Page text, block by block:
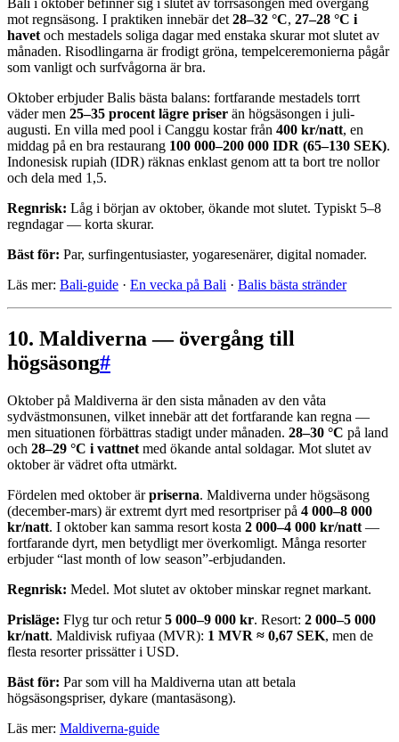
Bali i oktober befinner sig i slutet av torrsäsongen med övergång
mot regnsäsong. I praktiken innebär det 28–32 °C, 27–28 °C i
havet och mestadels soliga dagar med enstaka skurar mot slutet av
månaden. Risodlingarna är frodigt gröna, tempelceremonierna pågår
som vanligt och surfvågorna är bra.
Oktober erbjuder Balis bästa balans: fortfarande mestadels torrt
väder men 25–35 procent lägre priser än högsäsongen i juli-
augusti. En villa med pool i Canggu kostar från 400 kr/natt, en
middag på en bra restaurang 100 000–200 000 IDR (65–130 SEK).
Indonesisk rupiah (IDR) räknas enklast genom att ta bort tre nollor
och dela med 1,5.
Regnrisk: Låg i början av oktober, ökande mot slutet. Typiskt 5–8
regndagar — korta skurar.
Bäst för: Par, surfingentusiaster, yogaresenärer, digital nomader.
Läs mer: Bali-guide · En vecka på Bali · Balis bästa stränder
10. Maldiverna — övergång till
högsäsong#
Oktober på Maldiverna är den sista månaden av den våta
sydvästmonsunen, vilket innebär att det fortfarande kan regna —
men situationen förbättras stadigt under månaden. 28–30 °C på land
och 28–29 °C i vattnet med ökande antal soldagar. Mot slutet av
oktober är vädret ofta utmärkt.
Fördelen med oktober ärpriserna. Maldiverna under högsäsong
(december-mars) är extremt dyrt med resortpriser på 4 000–8 000
kr/natt. I oktober kan samma resort kosta 2 000–4 000 kr/natt —
fortfarande dyrt, men betydligt mer överkomligt. Många resorter
erbjuder “last month of low season”-erbjudanden.
Regnrisk: Medel. Mot slutet av oktober minskar regnet markant.
Prisläge: Flyg tur och retur5 000–9 000 kr. Resort: 2 000–5 000
kr/natt. Maldivisk rufiyaa (MVR): 1 MVR ≈ 0,67 SEK, men de
flesta resorter prissätter i USD.
Bäst för: Par som vill ha Maldiverna utan att betala
högsäsongspriser, dykare (mantasäsong).
Läs mer: Maldiverna-guide